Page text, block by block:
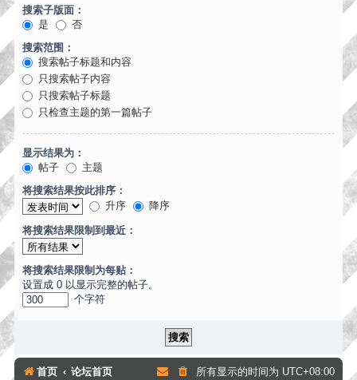
搜索子版面：
是
否
搜索范围：
搜索帖子标题和内容
只搜索帖子内容
只搜索帖子标题
只检查主题的第一篇帖子
显示结果为：
帖子
主题
将搜索结果按此排序：
升序
降序
将搜索结果限制到最近：
将搜索结果限制为每贴：
设置成 0 以显示完整的帖子。
个字符
首页 论坛首页 所有显示的时间为 UTC+08:00